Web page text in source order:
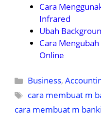
Cara
Infrared
Ubah
Cara
Online
Kategori
Business,
Tag
cara membuat m
cara membuat m